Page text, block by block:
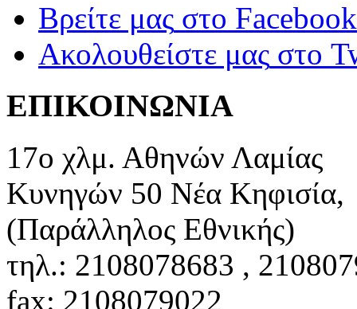
Βρείτε μας στο Facebook
Ακολουθείστε μας στο
ΕΠΙΚΟΙΝΩΝΙΑ
17ο χλμ. Αθηνών Λαμίας
Κυνηγών 50 Νέα Κηφισία,
(Παράλληλος Εθνικής)
τηλ.: 2108078683 ,
fax: 2108079022